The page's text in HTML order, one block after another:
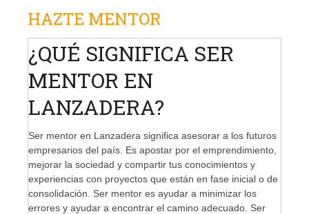
HAZTE MENTOR
¿QUÉ SIGNIFICA SER
MENTOR EN
LANZADERA?
Ser mentor en Lanzadera significa asesorar a los futuros
empresarios del país. Es apostar por el emprendimiento,
mejorar la sociedad y compartir tus conocimientos y
experiencias con proyectos que están en fase inicial o de
consolidación. Ser mentor es ayudar a minimizar los
errores y ayudar a encontrar el camino adecuado. Ser